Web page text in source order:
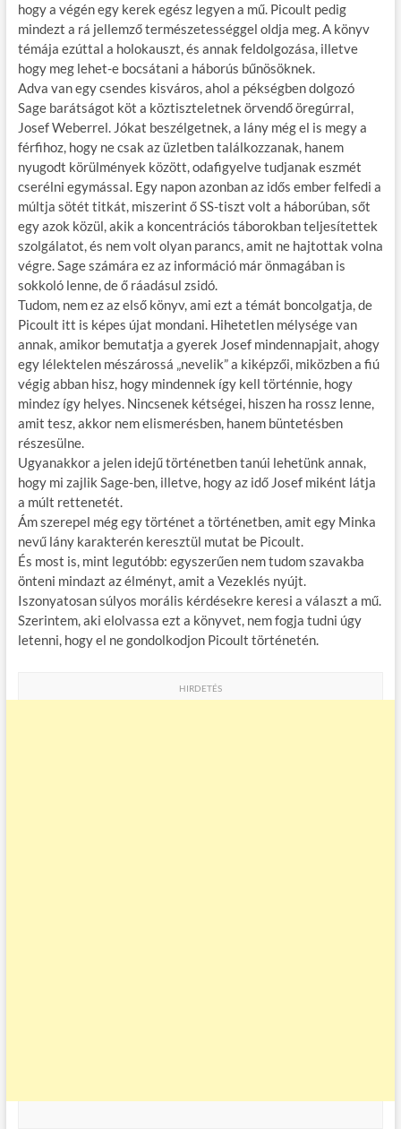
hogy a végén egy kerek egész legyen a mű. Picoult pedig
mindezt a rá jellemző természetességgel oldja meg. A könyv
témája ezúttal a holokauszt, és annak feldolgozása, illetve
hogy meg lehet-e bocsátani a háborús bűnösöknek.
Adva van egy csendes kisváros, ahol a pékségben dolgozó
Sage barátságot köt a köztiszteletnek örvendő öregúrral,
Josef Weberrel. Jókat beszélgetnek, a lány még el is megy a
férfihoz, hogy ne csak az üzletben találkozzanak, hanem
nyugodt körülmények között, odafigyelve tudjanak eszmét
cserélni egymással. Egy napon azonban az idős ember felfedi a
múltja sötét titkát, miszerint ő SS-tiszt volt a háborúban, sőt
egy azok közül, akik a koncentrációs táborokban teljesítettek
szolgálatot, és nem volt olyan parancs, amit ne hajtottak volna
végre. Sage számára ez az információ már önmagában is
sokkoló lenne, de ő ráadásul zsidó.
Tudom, nem ez az első könyv, ami ezt a témát boncolgatja, de
Picoult itt is képes újat mondani. Hihetetlen mélysége van
annak, amikor bemutatja a gyerek Josef mindennapjait, ahogy
egy lélektelen mészárossá „nevelik” a kiképzői, miközben a fiú
végig abban hisz, hogy mindennek így kell történnie, hogy
mindez így helyes. Nincsenek kétségei, hiszen ha rossz lenne,
amit tesz, akkor nem elismerésben, hanem büntetésben
részesülne.
Ugyanakkor a jelen idejű történetben tanúi lehetünk annak,
hogy mi zajlik Sage-ben, illetve, hogy az idő Josef miként látja
a múlt rettenetét.
Ám szerepel még egy történet a történetben, amit egy Minka
nevű lány karakterén keresztül mutat be Picoult.
És most is, mint legutóbb: egyszerűen nem tudom szavakba
önteni mindazt az élményt, amit a Vezeklés nyújt.
Iszonyatosan súlyos morális kérdésekre keresi a választ a mű.
Szerintem, aki elolvassa ezt a könyvet, nem fogja tudni úgy
letenni, hogy el ne gondolkodjon Picoult történetén.
HIRDETÉS